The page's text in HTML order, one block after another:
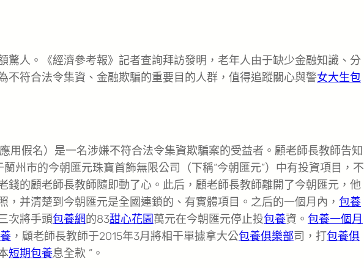
驚人。《經濟參考報》記者查詢拜訪發明，老年人由于缺少金融知識、分
不符合法令集資、金融欺騙的重要目的人群，值得追蹤關心與警女大生包
用假名）是一名涉嫌不符合法令集資欺騙案的受益者。顧老師長教師告知
州市的今朝匯元珠寶首飾無限公司（下稱“今朝匯元”）中有投資項目，不
錢的顧老師長教師隨即動了心。此后，顧老師長教師離開了今朝匯元，他
，并清楚到今朝匯元是全國連鎖的、有實體項目。之后的一個月內， 包養
次將手頭包養網的83甜心花園萬元在今朝匯元停止投包養資。 包養一個月
，顧老師長教師于2015年3月將相干單據拿大公包養俱樂部司，打包養俱
短期包養息全款 ”。